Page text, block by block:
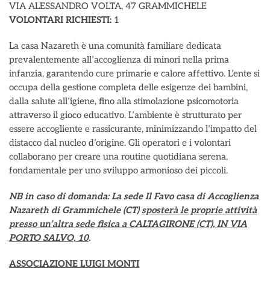
VIA ALESSANDRO VOLTA, 47 GRAMMICHELE
VOLONTARI RICHIESTI: 1
La casa Nazareth è una comunità familiare dedicata
prevalentemente all’accoglienza di minori nella prima
infanzia, garantendo cure primarie e calore affettivo. L’ente si
occupa della gestione completa delle esigenze dei bambini,
dalla salute all’igiene, fino alla stimolazione psicomotoria
attraverso il gioco educativo. L’ambiente è strutturato per
essere accogliente e rassicurante, minimizzando l’impatto del
distacco dal nucleo d’origine. Gli operatori e i volontari
collaborano per creare una routine quotidiana serena,
fondamentale per uno sviluppo armonioso dei piccoli.
NB in caso di domanda: La sede Il Favo casa di Accoglienza
Nazareth di Grammichele (CT)sposterà le proprie attività
presso un’altra sede fisica a CALTAGIRONE (CT), IN VIA
PORTO SALVO, 10.
ASSOCIAZIONE LUIGI MONTI